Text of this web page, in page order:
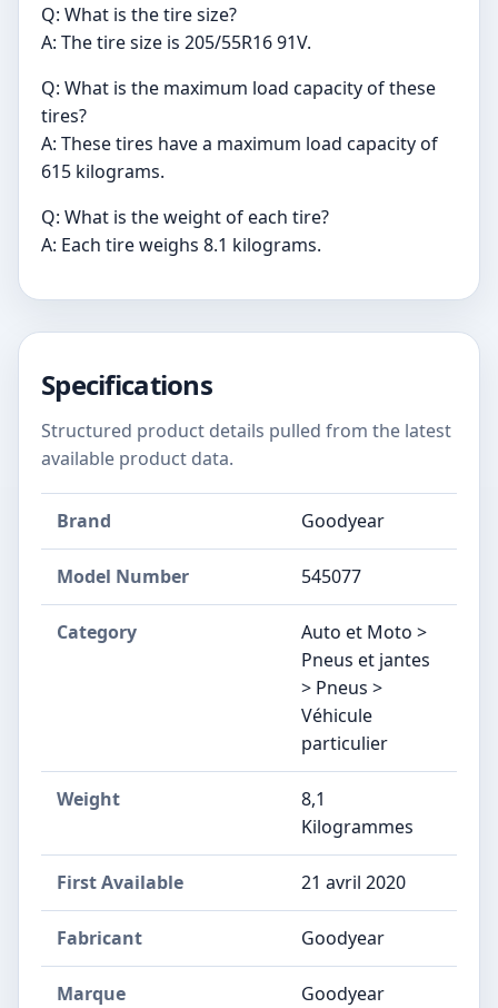
Q: What is the tire size?
A: The tire size is 205/55R16 91V.
Q: What is the maximum load capacity of these
tires?
A: These tires have a maximum load capacity of
615 kilograms.
Q: What is the weight of each tire?
A: Each tire weighs 8.1 kilograms.
Specifications
Structured product details pulled from the latest
available product data.
Brand Goodyear
Model Number ‎545077
Category
Auto et Moto >
Pneus et jantes
> Pneus >
Véhicule
particulier
Weight
8,1
Kilogrammes
First Available 21 avril 2020
Fabricant ‎Goodyear
Marque ‎Goodyear